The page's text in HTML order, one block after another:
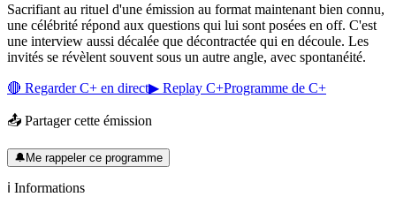
Sacrifiant au rituel d'une émission au format maintenant bien connu,
une célébrité répond aux questions qui lui sont posées en off. C'est
une interview aussi décalée que décontractée qui en découle. Les
invités se révèlent souvent sous un autre angle, avec spontanéité.
🔴 RegarderC+ en direct▶ Replay C+Programme de C+
📤 Partager cette émission
🔔Me rappeler ce programme
ℹ️ Informations